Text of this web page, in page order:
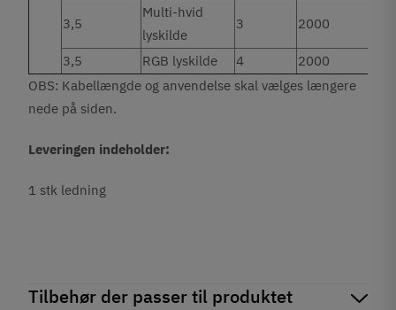
3,5
Multi-hvid
lyskilde
3 2000
3,5 RGB lyskilde 4
2000
OBS: Kabellængde og anvendelse skal vælges længere
nede på siden.
Leveringen indeholder:
1 stk ledning
Tilbehør der passer til produktet